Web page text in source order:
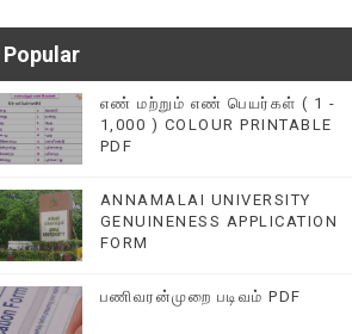
Popular
எண் மற்றும் எண் பெயர்கள் ( 1 -
1,000 ) COLOUR PRINTABLE
PDF
ANNAMALAI UNIVERSITY
GENUINENESS APPLICATION
FORM
பணிவரன்முறை படிவம் PDF